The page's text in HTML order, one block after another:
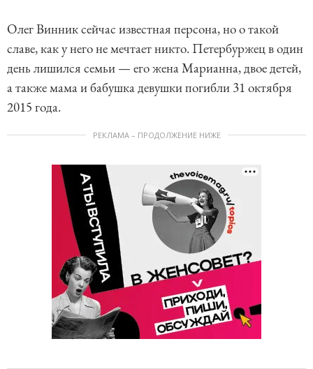
Олег Винник сейчас известная персона, но о такой
славе, как у него не мечтает никто. Петербуржец в один
день лишился семьи — его жена Марианна, двое детей,
а также мама и бабушка девушки погибли 31 октября
2015 года.
РЕКЛАМА – ПРОДОЛЖЕНИЕ НИЖЕ